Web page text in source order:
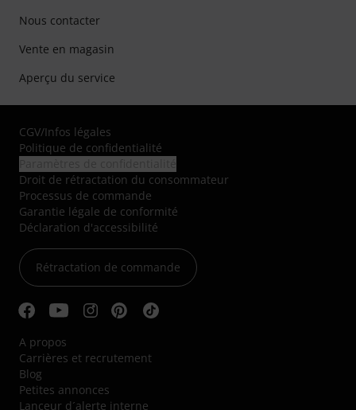
Nous contacter
Vente en magasin
Aperçu du service
CGV/Infos légales
Politique de confidentialité
Droit de rétractation du consommateur
Processus de commande
Garantie légale de conformité
Déclaration d'accessibilité
Rétractation de commande
A propos
Carrières et recrutement
Blog
Petites annonces
Lanceur d´alerte interne